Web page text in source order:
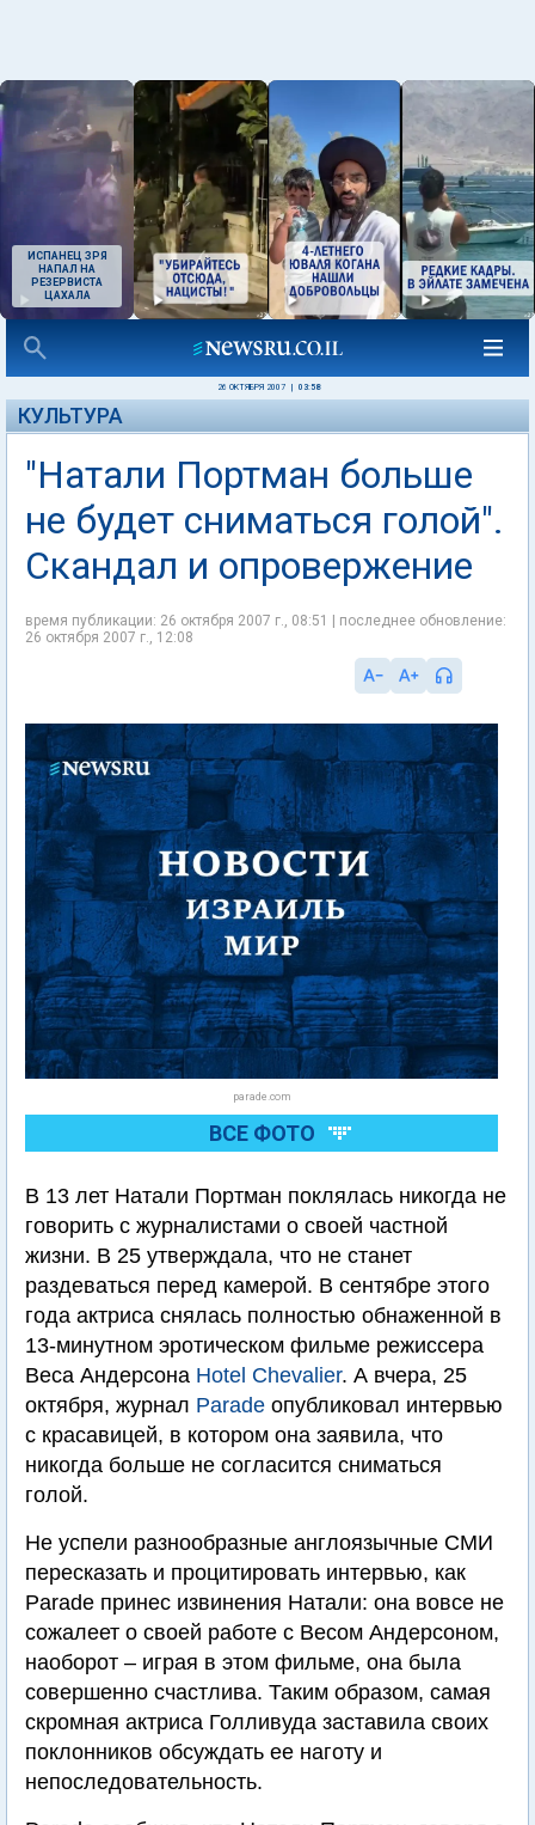
ИСПАНЕЦ ЗРЯ
НАПАЛ НА
РЕЗЕРВИСТА
ЦАХАЛА
26 ОКТЯБРЯ 2007 03:58
КУЛЬТУРА
"Натали Портман больше
не будет сниматься голой".
Скандал и опровержение
время публикации: 26 октября 2007 г., 08:51 | последнее обновление:
26 октября 2007 г., 12:08
parade.com
ВСЕ ФОТО
В 13 лет Натали Портман поклялась никогда не
говорить с журналистами о своей частной
жизни. В 25 утверждала, что не станет
раздеваться перед камерой. В сентябре этого
года актриса снялась полностью обнаженной в
13-минутном эротическом фильме режиссера
Веса Андерсона Hotel Chevalier. А вчера, 25
октября, журнал Parade опубликовал интервью
с красавицей, в котором она заявила, что
никогда больше не согласится сниматься
голой.
Не успели разнообразные англоязычные СМИ
пересказать и процитировать интервью, как
Parade принес извинения Натали: она вовсе не
сожалеет о своей работе с Весом Андерсоном,
наоборот – играя в этом фильме, она была
совершенно счастлива. Таким образом, самая
скромная актриса Голливуда заставила своих
поклонников обсуждать ее наготу и
непоследовательность.